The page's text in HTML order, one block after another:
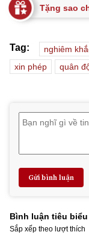
Tặng sao
Tag: nghiêm
xin phép
quân
Gửi bình luận
Bình luận tiêu biểu
Sắp xếp theo lượt thích